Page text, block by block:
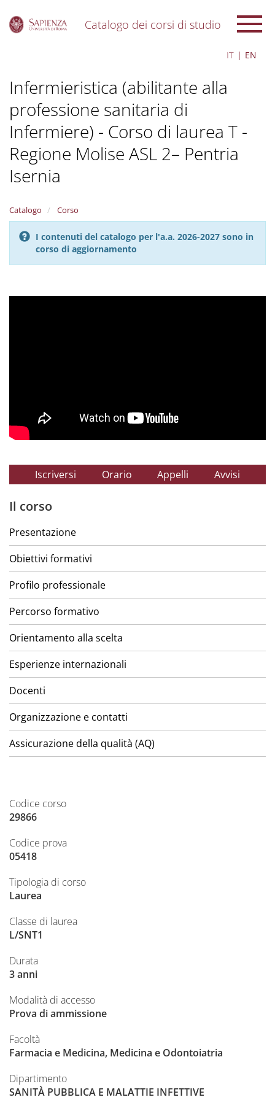
Catalogo dei corsi di studio
IT EN
Infermieristica (abilitante alla
professione sanitaria di
Infermiere) - Corso di laurea T -
Regione Molise ASL 2– Pentria
Isernia
Catalogo Corso
I contenuti del catalogo per l'a.a. 2026-2027 sono in
corso di aggiornamento
Iscriversi Orario Appelli Avvisi
Il corso
Presentazione
Obiettivi formativi
Profilo professionale
Percorso formativo
Orientamento alla scelta
Esperienze internazionali
Docenti
Organizzazione e contatti
Assicurazione della qualità (AQ)
Codice corso
29866
Codice prova
05418
Tipologia di corso
Laurea
Classe di laurea
L/SNT1
Durata
3 anni
Modalità di accesso
Prova di ammissione
Facoltà
Farmacia e Medicina, Medicina e Odontoiatria
Dipartimento
SANITÀ PUBBLICA E MALATTIE INFETTIVE